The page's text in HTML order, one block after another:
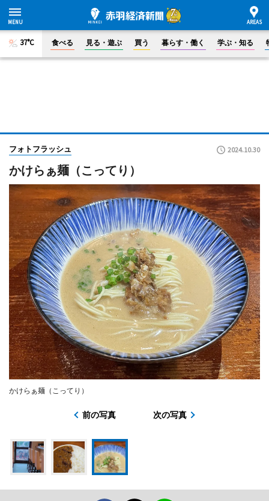
37°C 食べる 見る・遊ぶ 買う 暮らす・働く 学ぶ・知る
フォトフラッシュ 2024.10.30
かけらぁ麺（こってり）
かけらぁ麺（こってり）
前の写真 次の写真